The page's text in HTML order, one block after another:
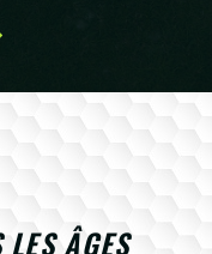
ÂGES